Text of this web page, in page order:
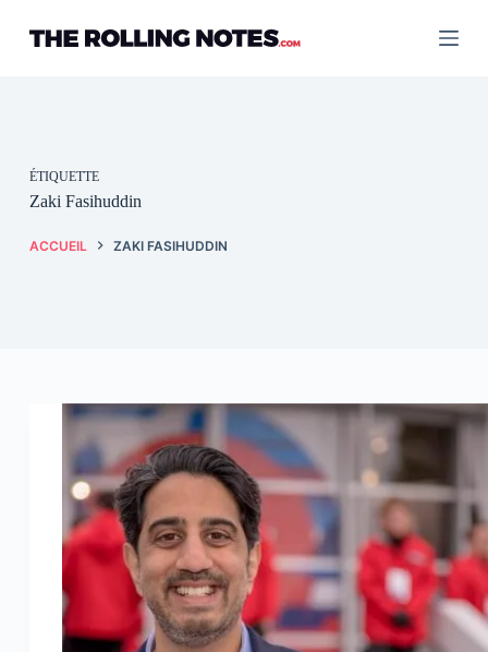
contenu
ÉTIQUETTE
Zaki Fasihuddin
ACCUEIL ZAKI FASIHUDDIN